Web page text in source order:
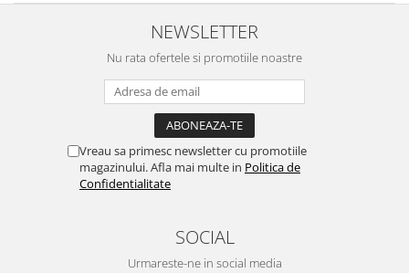
NEWSLETTER
Nu rata ofertele si promotiile noastre
Vreau sa primesc newsletter cu promotiile
magazinului. Afla mai multe in Politica de
Confidentialitate
SOCIAL
Urmareste-ne in social media